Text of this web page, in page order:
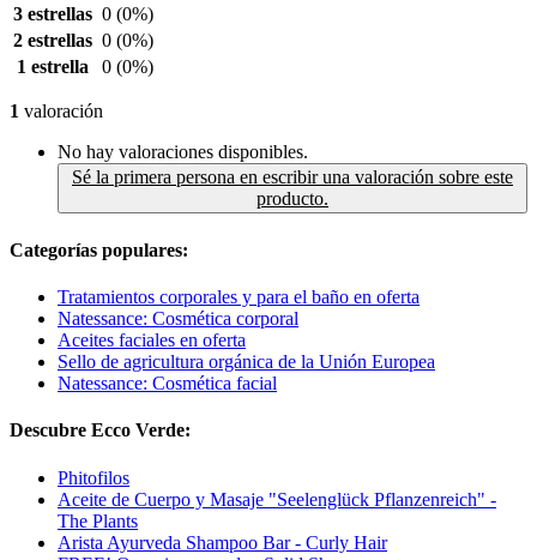
3 estrellas 0 (0%)
2 estrellas 0 (0%)
1 estrella
0 (0%)
1 valoración
No hay valoraciones disponibles.
Sé la primera persona en escribir una valoración sobre este
producto.
Categorías populares:
Tratamientos corporales y para el baño en oferta
Natessance: Cosmética corporal
Aceites faciales en oferta
Sello de agricultura orgánica de la Unión Europea
Natessance: Cosmética facial
Descubre Ecco Verde:
Phitofilos
Aceite de Cuerpo y Masaje "Seelenglück Pflanzenreich" -
The Plants
Arista Ayurveda Shampoo Bar - Curly Hair